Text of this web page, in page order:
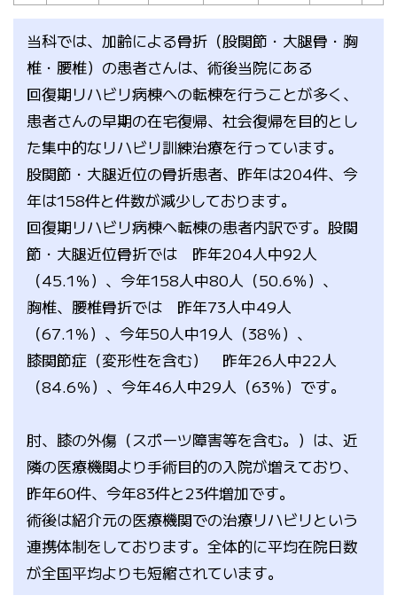
当科では、加齢による骨折（股関節・大腿骨・胸
椎・腰椎）の患者さんは、術後当院にある
回復期リハビリ病棟への転棟を行うことが多く、
患者さんの早期の在宅復帰、社会復帰を目的とし
た集中的なリハビリ訓練治療を行っています。
股関節・大腿近位の骨折患者、昨年は204件、今
年は158件と件数が減少しております。
回復期リハビリ病棟へ転棟の患者内訳です。股関
節・大腿近位骨折では 昨年204人中92人
（45.1％）、今年158人中80人（50.6％）、
胸椎、腰椎骨折では 昨年73人中49人
（67.1％）、今年50人中19人（38％）、
膝関節症（変形性を含む） 昨年26人中22人
（84.6％）、今年46人中29人（63％）です。
肘、膝の外傷（スポーツ障害等を含む。）は、近
隣の医療機関より手術目的の入院が増えており、
昨年60件、今年83件と23件増加です。
術後は紹介元の医療機関での治療リハビリという
連携体制をしております。全体的に平均在院日数
が全国平均よりも短縮されています。